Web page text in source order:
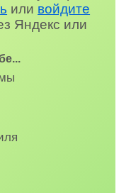
или войдите
Яндекс или